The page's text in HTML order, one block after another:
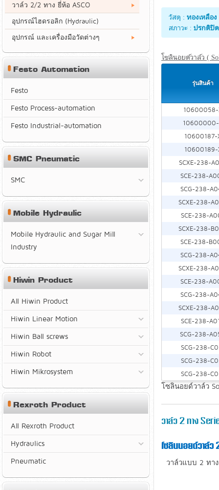
วัสดุ : ทองเหลือง
สภาวะ : ปรกติปิด
โซลินอยด์วาล์ว (
รุ่นสินค้า
10600058-
10600187-
10600189-
SCXE-238-
SCE-238-
SCG-238-
SCXE-238-
SCE-238-
SCXE-238-
SCE-238-
SCG-238-
SCXE-238-
SCE-238-
SCG-238-
SCXE-238-
SCE-238-
SCG-238-
SCG-238-
SCG-238-
SCG-238-
โซลินอยด์วาล์ว
วาล์ว 2 ทาง
โซลินนอยด์วาล์ว
วาล์วแบบ 2 ทาง
วาล์ว 2/2 ทาง ยี่ห้อ ASCO
อุปกรณ์ไฮดรอลิก (Hydraulic)
อุปกรณ์ และเครื่องมือวัดต่างๆ
Festo Automation
Festo
Festo Process-automation
Festo Industrial-automation
SMC Pneumatic
SMC
Mobile Hydraulic
Mobile Hydraulic and Sugar Mill
Industry
Hiwin Product
All Hiwin Product
Hiwin Linear Motion
Hiwin Ball screws
Hiwin Robot
Hiwin Mikrosystem
Rexroth Product
All Rexroth Product
Hydraulics
Pneumatic